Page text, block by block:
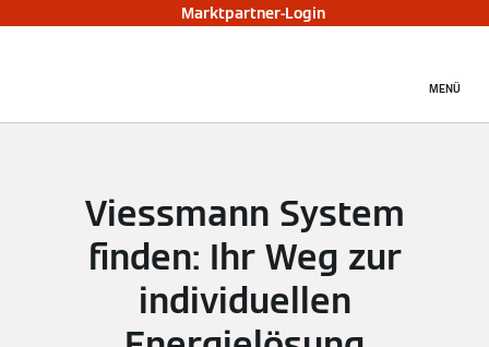
Marktpartner-Login
MENÜ
Viessmann System
finden: Ihr Weg zur
individuellen